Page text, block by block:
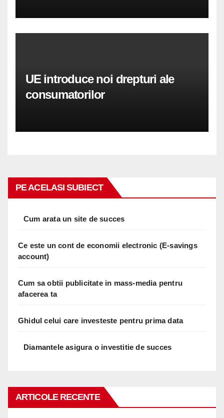
UE introduce noi drepturi ale
consumatorilor
PE ACELASI SUBIECT
Cum arata un site de succes
Ce este un cont de economii electronic (E-savings
account)
Cum sa obtii publicitate in mass-media pentru
afacerea ta
Ghidul celui care investeste pentru prima data
Diamantele asigura o investitie de succes
ARTICOLE RECENTE